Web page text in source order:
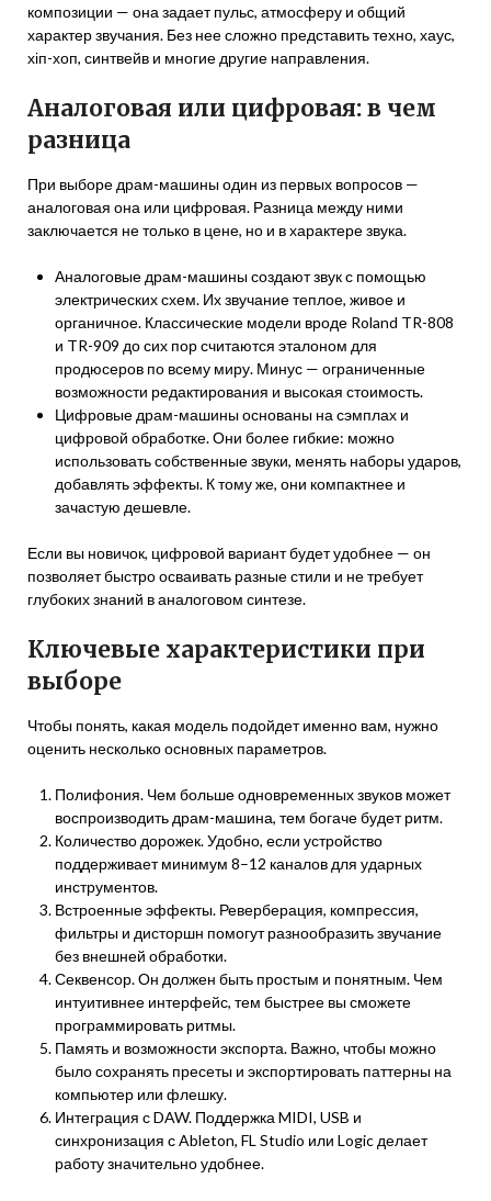
композиции — она задает пульс, атмосферу и общий
характер звучания. Без нее сложно представить техно, хаус,
хіп-хоп, синтвейв и многие другие направления.
Аналоговая или цифровая: в чем
разница
При выборе драм-машины один из первых вопросов —
аналоговая она или цифровая. Разница между ними
заключается не только в цене, но и в характере звука.
Аналоговые драм-машины создают звук с помощью
электрических схем. Их звучание теплое, живое и
органичное. Классические модели вроде Roland TR-808
и TR-909 до сих пор считаются эталоном для
продюсеров по всему миру. Минус — ограниченные
возможности редактирования и высокая стоимость.
Цифровые драм-машины основаны на сэмплах и
цифровой обработке. Они более гибкие: можно
использовать собственные звуки, менять наборы ударов,
добавлять эффекты. К тому же, они компактнее и
зачастую дешевле.
Если вы новичок, цифровой вариант будет удобнее — он
позволяет быстро осваивать разные стили и не требует
глубоких знаний в аналоговом синтезе.
Ключевые характеристики при
выборе
Чтобы понять, какая модель подойдет именно вам, нужно
оценить несколько основных параметров.
Полифония. Чем больше одновременных звуков может
воспроизводить драм-машина, тем богаче будет ритм.
Количество дорожек. Удобно, если устройство
поддерживает минимум 8–12 каналов для ударных
инструментов.
Встроенные эффекты. Реверберация, компрессия,
фильтры и дисторшн помогут разнообразить звучание
без внешней обработки.
Секвенсор. Он должен быть простым и понятным. Чем
интуитивнее интерфейс, тем быстрее вы сможете
программировать ритмы.
Память и возможности экспорта. Важно, чтобы можно
было сохранять пресеты и экспортировать паттерны на
компьютер или флешку.
Интеграция с DAW. Поддержка MIDI, USB и
синхронизация с Ableton, FL Studio или Logic делает
работу значительно удобнее.